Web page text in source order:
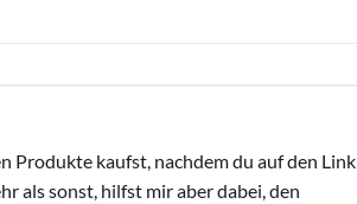
Produkte kaufst, nachdem du auf den Link
als sonst, hilfst mir aber dabei, den